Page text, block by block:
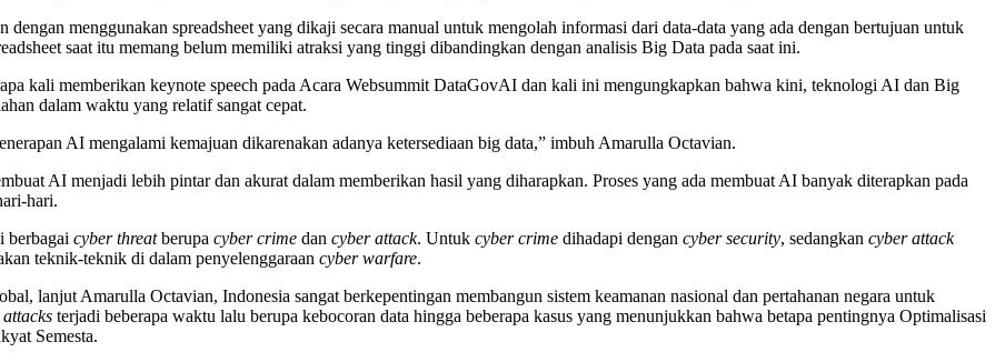
menggunakan spreadsheet yang dikaji secara manual untuk mengolah informasi dari data-data yang ada dengan bertujuan untuk
saat itu memang belum memiliki atraksi yang tinggi dibandingkan dengan analisis Big Data pada saat ini.
kali memberikan keynote speech pada Acara Websummit DataGovAI dan kali ini mengungkapkan bahwa kini, teknologi AI dan Big
dalam waktu yang relatif sangat cepat.
AI mengalami kemajuan dikarenakan adanya ketersediaan big data,” imbuh Amarulla Octavian.
AI menjadi lebih pintar dan akurat dalam memberikan hasil yang diharapkan. Proses yang ada membuat AI banyak diterapkan pada
hari.
berbagai cyber threatberupa cyber crime dan cyber attack. Untuk cyber crime dihadapi dengan cyber security, sedangkan cyber attack
teknik-teknik di dalam penyelenggaraan cyber warfare.
lanjut Amarulla Octavian, Indonesia sangat berkepentingan membangun sistem keamanan nasional dan pertahanan negara untuk
terjadi beberapa waktu lalu berupa kebocoran data hingga beberapa kasus yang menunjukkan bahwa betapa pentingnya Optimalisasi
Semesta.